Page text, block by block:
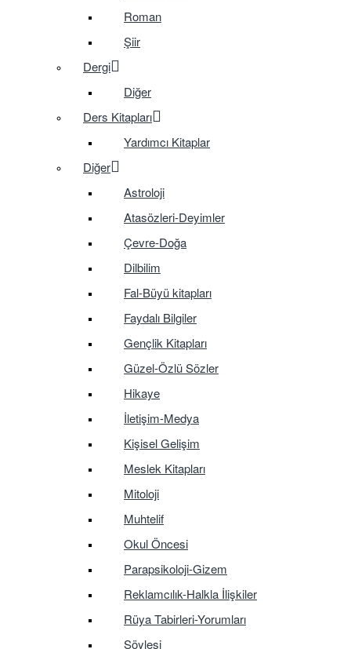
Roman
Şiir
Dergi
Diğer
Ders Kitapları
Yardımcı Kitaplar
Diğer
Astroloji
Atasözleri-Deyimler
Çevre-Doğa
Dilbilim
Fal-Büyü kitapları
Faydalı Bilgiler
Gençlik Kitapları
Güzel-Özlü Sözler
Hikaye
İletişim-Medya
Kişisel Gelişim
Meslek Kitapları
Mitoloji
Muhtelif
Okul Öncesi
Parapsikoloji-Gizem
Reklamcılık-Halkla İlişkiler
Rüya Tabirleri-Yorumları
Söyleşi